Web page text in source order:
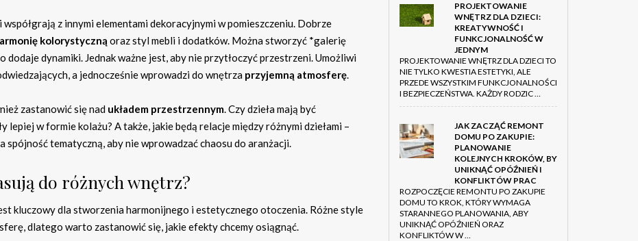
z innymi elementami dekoracyjnymi w pomieszczeniu. Dobrze
kolorystyczną oraz styl mebli i dodatków. Można stworzyć *galerię
dodaje dynamiki. Jednak ważne jest, aby nie przytłoczyć przestrzeni. Umożliwi
a jednocześnie wprowadzi do wnętrza przyjemną atmosferę
zastanowić się nad układem przestrzennym . Czy dzieła mają być
lepiej w formie kolażu? A także, jakie będą relacje między różnymi dziełami –
tematyczną, aby nie wprowadzać chaosu do aranżacji.
do różnych wnętrz?
kluczowy dla stworzenia harmonijnego i estetycznego otoczenia. Różne style
dlatego warto zastanowić się, jakie efekty chcemy osiągnąć.
PROJEKTOWANIE
WNĘTRZ DLA DZIECI:
KREATYWNOŚĆ I
FUNKCJONALNOŚĆ W
JEDNYM
PROJEKTOWANIE WNĘTRZ DLA DZIECI TO
NIE TYLKO KWESTIA ESTETYKI, ALE
PRZEDE WSZYSTKIM FUNKCJONALNOŚCI
I BEZPIECZEŃSTWA. KAŻDY RODZIC …
JAK ZACZĄĆ REMONT
DOMU PO ZAKUPIE:
PLANOWANIE
KOLEJNYCH KROKÓW, BY
UNIKNĄĆ OPÓŹNIEŃ I
KONFLIKTÓW PRAC
ROZPOCZĘCIE REMONTU PO ZAKUPIE
DOMU TO KROK, KTÓRY WYMAGA
STARANNEGO PLANOWANIA, ABY
UNIKNĄĆ OPÓŹNIEŃ ORAZ
KONFLIKTÓW W …